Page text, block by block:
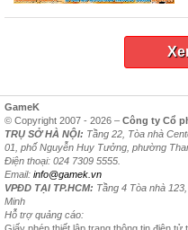
GameK
© Copyright 2007 - 2026 – Công ty Cổ
TRỤ SỞ HÀ NỘI: Tầng 22, Tòa nhà
01, phố Nguyễn Huy Tưởng, phường
Điện thoại: 024 7309 5555.
Email: info@gamek.vn
VPĐD TẠI TP.HCM: Tầng 4 Tòa nhà
Minh
Hỗ trợ quảng cáo: